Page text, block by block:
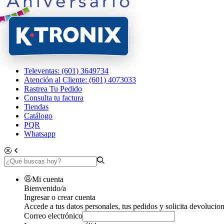
Televentas: (601) 3649734
Atención al Cliente: (601) 4073033
Rastrea Tu Pedido
Consulta tu factura
Tiendas
Catálogo
PQR
Whatsapp
Mi cuenta
Bienvenido/a
Ingresar o crear cuenta
Accede a tus datos personales, tus pedidos y solicita
Correo electrónico